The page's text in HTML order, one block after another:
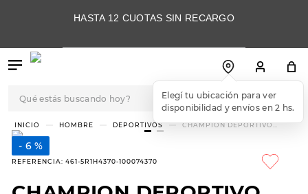
HASTA 12 CUOTAS SIN RECARGO
Elegí tu ubicación para ver
disponibilidad y envíos en 2 hs.
HOMBRE DEPORTIVOS
CHAMPION DEPORTIVO
6 %
REFERENCIA: 461-5R1H4370-100074370
TÉRMINOS MÁS
BUSCADOS